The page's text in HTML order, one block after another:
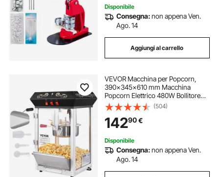
Disponibile
Consegna:non appena Ven.
Ago. 14
Aggiungi al carrello
VEVOR Macchina per Popcorn,
390x345x610 mm Macchina
Popcorn Elettrico 480W Bollitore
11,23 kg, Produrre Lotto, Macchina
per Popcorn da Tavolo, Include 4
Misurini, Macchina Popcorn Stile
Cinema, Nero
(504)
14290€
Disponibile
Consegna:non appena Ven.
Ago. 14